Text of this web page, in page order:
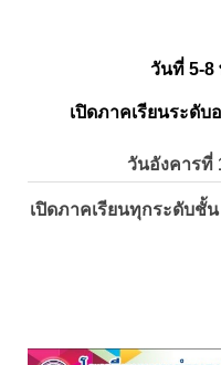
วันที่ 5-8
เปิดภาคเรียนระดับ
วันอังคารที่
เปิดภาคเรียนทุกระดับชั้